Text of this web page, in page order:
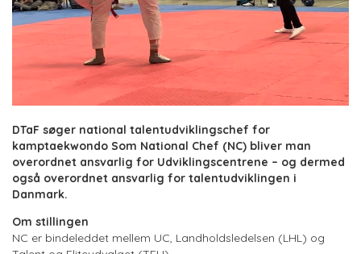
DTaF søger national talentudviklingschef for
kamptaekwondo Som National Chef (NC) bliver man
overordnet ansvarlig for Udviklingscentrene – og dermed
også overordnet ansvarlig for talentudviklingen i
Danmark.
Om stillingen
NC er bindeleddet mellem UC, Landholdsledelsen (LHL) og